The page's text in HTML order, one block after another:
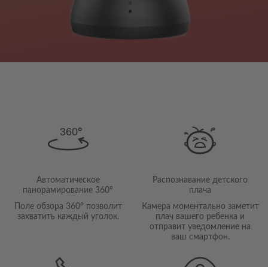
Starter Kit
Автоматическое
панорамирование 360°
Поле обзора 360° позволит
захватить каждый уголок.
Распознавание детского
плача
Камера моментально заметит
плач вашего ребенка и
отправит уведомление на
ваш смартфон.